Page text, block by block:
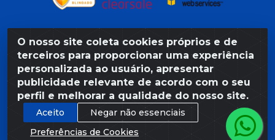
O nosso site coleta cookies próprios e de
terceiros para proporcionar uma experiência
personalizada ao usuário, apresentar
publicidade relevante de acordo com o seu
perfil e melhorar a qualidade do nosso site.
Aceito
Negar não essenciais
Preferências de Cookies
Razão Social: Armazém Coral LTDA - Rua da Praia,
103 - São José - Recife/PE - CEP 50020-550 -
CNPJ 11.623.188/0027-80